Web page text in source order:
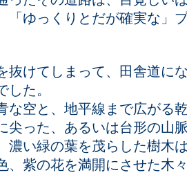
「ゆっくりとだが確実な」
抜けてしまって、田舎道に
た。
な空と、地平線まで広がる
尖った、あるいは台形の山
濃い緑の葉を茂らした樹木
、紫の花を満開にさせた木